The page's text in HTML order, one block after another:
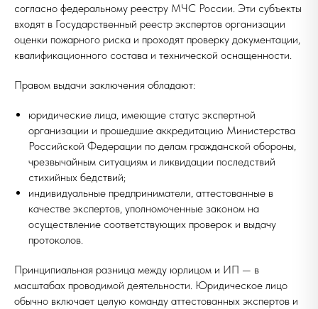
согласно федеральному реестру МЧС России. Эти субъекты
входят в Государственный реестр экспертов организации
оценки пожарного риска и проходят проверку документации,
квалификационного состава и технической оснащенности.
Правом выдачи заключения обладают:
юридические лица, имеющие статус экспертной
организации и прошедшие аккредитацию Министерства
Российской Федерации по делам гражданской обороны,
чрезвычайным ситуациям и ликвидации последствий
стихийных бедствий;
индивидуальные предприниматели, аттестованные в
качестве экспертов, уполномоченные законом на
осуществление соответствующих проверок и выдачу
протоколов.
Принципиальная разница между юрлицом и ИП — в
масштабах проводимой деятельности. Юридическое лицо
обычно включает целую команду аттестованных экспертов и